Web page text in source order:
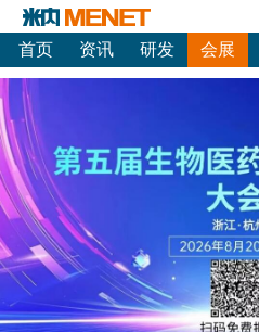
首页 资讯 研发 会展